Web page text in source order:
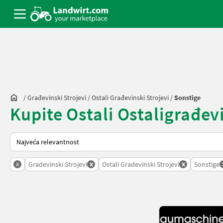
/Građevinski Strojevi /Ostali Građevinski Strojevi /Sonstige
Kupite Ostali
Tako se sortira na Landwirt.com
x Gradevinski Strojevi x Ostali Gradevinski Strojevi x Sonstige